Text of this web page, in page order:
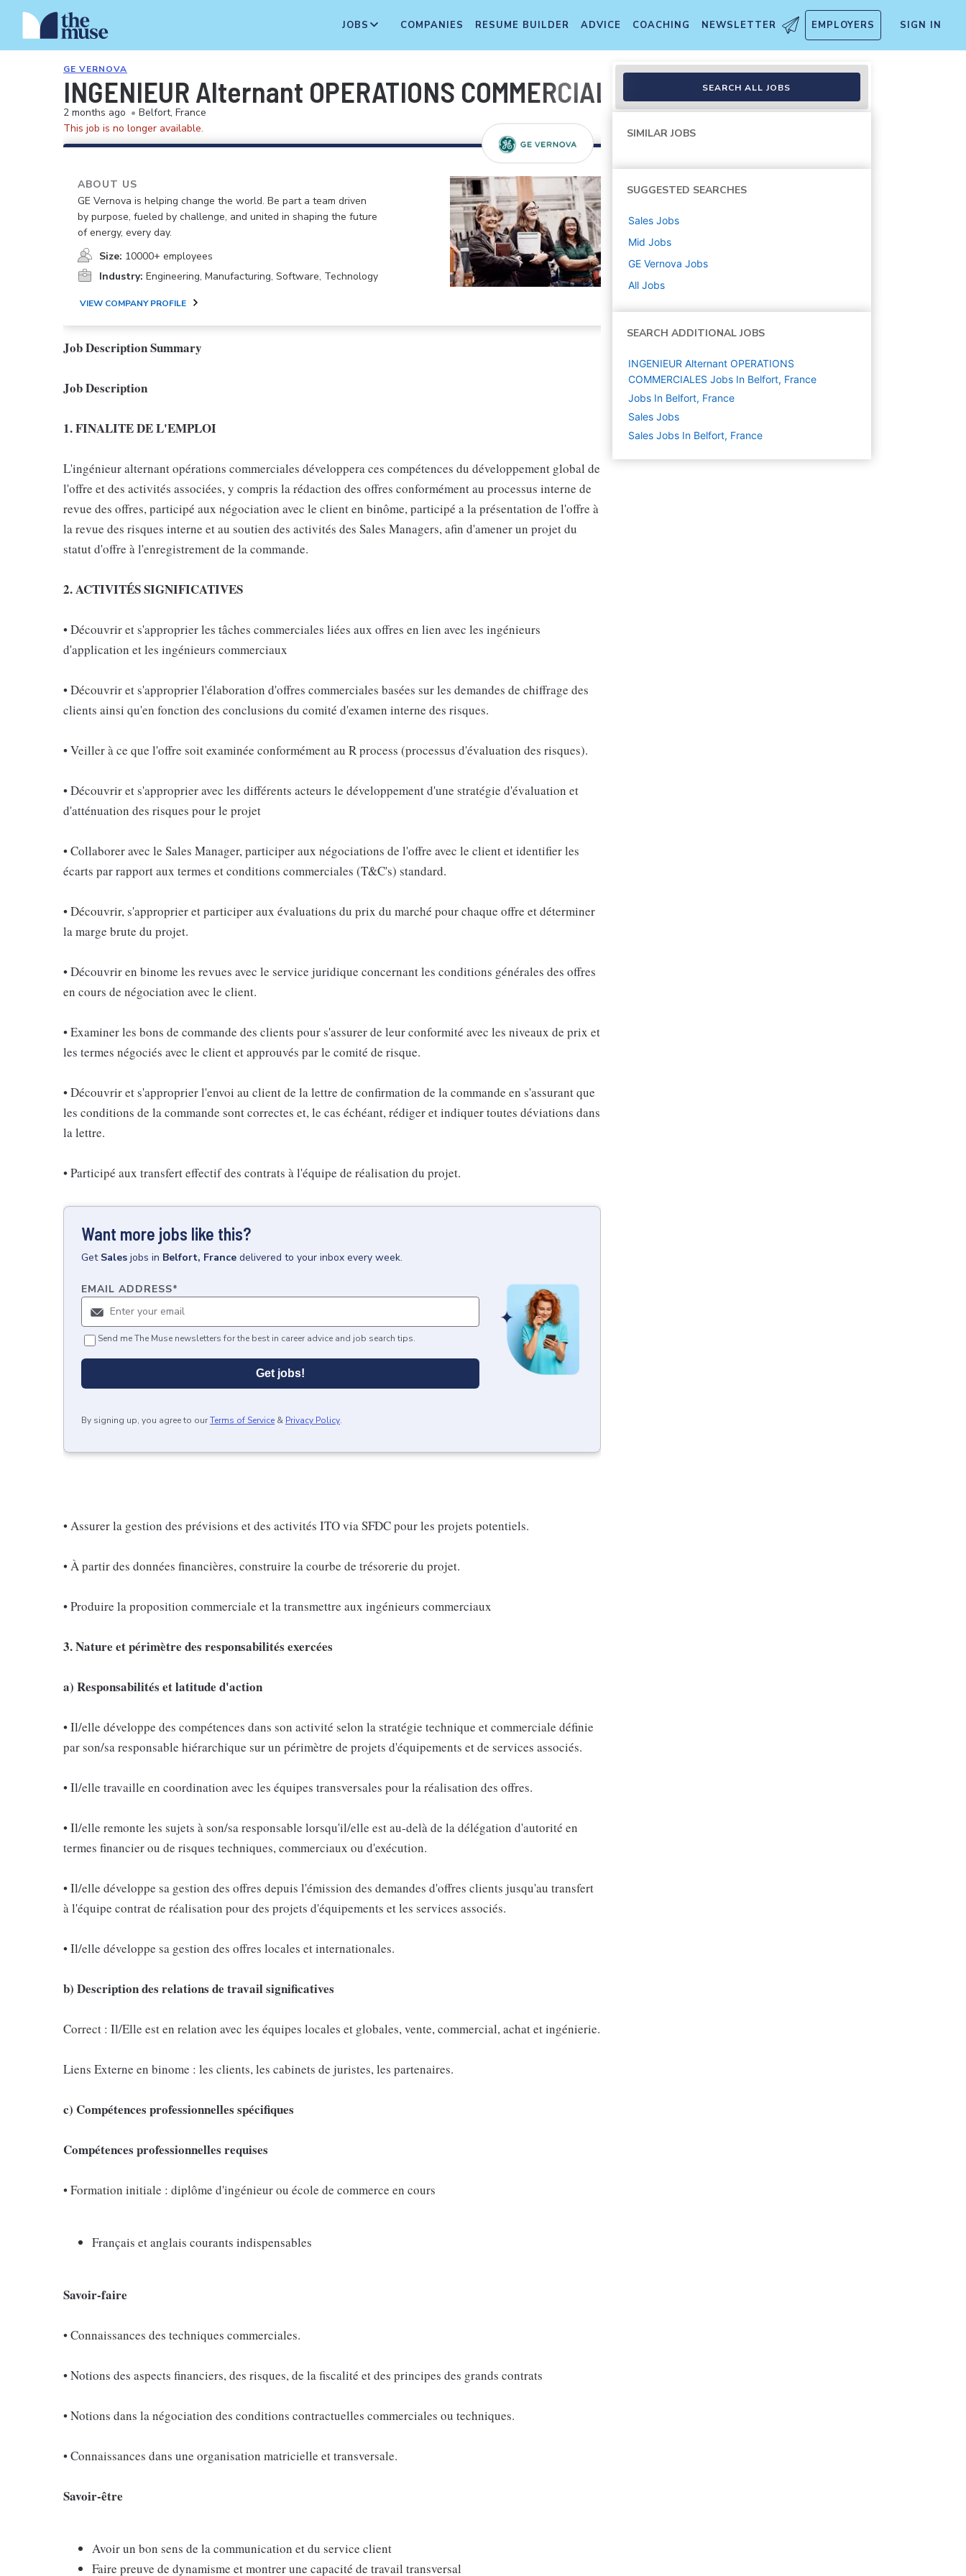
JOBS COMPANIES RESUME BUILDER ADVICE COACHING NEWSLETTER EMPLOYERS SIGN IN
GE VERNOVA
INGENIEUR Alternant OPERATIONS COMMERCIALES
2 months ago • Belfort, France
This job is no longer available.
ABOUT US
GE Vernova is helping change the world. Be part a team driven
by purpose, fueled by challenge, and united in shaping the future
of energy, every day.
Size: 10000+ employees
Industry: Engineering, Manufacturing, Software, Technology
VIEW COMPANY PROFILE
Job Description Summary
Job Description
1. FINALITE DE L'EMPLOI
L'ingénieur alternant opérations commerciales développera ces compétences du développement global de
l'offre et des activités associées, y compris la rédaction des offres conformément au processus interne de
revue des offres, participé aux négociation avec le client en binôme, participé a la présentation de l'offre à
la revue des risques interne et au soutien des activités des Sales Managers, afin d'amener un projet du
statut d'offre à l'enregistrement de la commande.
2. ACTIVITÉS SIGNIFICATIVES
• Découvrir et s'approprier les tâches commerciales liées aux offres en lien avec les ingénieurs
d'application et les ingénieurs commerciaux
• Découvrir et s'approprier l'élaboration d'offres commerciales basées sur les demandes de chiffrage des
clients ainsi qu'en fonction des conclusions du comité d'examen interne des risques.
• Veiller à ce que l'offre soit examinée conformément au R process (processus d'évaluation des risques).
• Découvrir et s'approprier avec les différents acteurs le développement d'une stratégie d'évaluation et
d'atténuation des risques pour le projet
• Collaborer avec le Sales Manager, participer aux négociations de l'offre avec le client et identifier les
écarts par rapport aux termes et conditions commerciales (T&C's) standard.
• Découvrir, s'approprier et participer aux évaluations du prix du marché pour chaque offre et déterminer
la marge brute du projet.
• Découvrir en binome les revues avec le service juridique concernant les conditions générales des offres
en cours de négociation avec le client.
• Examiner les bons de commande des clients pour s'assurer de leur conformité avec les niveaux de prix et
les termes négociés avec le client et approuvés par le comité de risque.
• Découvrir et s'approprier l'envoi au client de la lettre de confirmation de la commande en s'assurant que
les conditions de la commande sont correctes et, le cas échéant, rédiger et indiquer toutes déviations dans
la lettre.
• Participé aux transfert effectif des contrats à l'équipe de réalisation du projet.
Want more jobs like this?
Get Sales jobs in Belfort, France delivered to your inbox every week.
EMAIL ADDRESS*
Send me The Muse newsletters for the best in career advice and job search tips.
Get jobs!
By signing up, you agree to ourTerms of Service & Privacy Policy.
• Assurer la gestion des prévisions et des activités ITO via SFDC pour les projets potentiels.
• À partir des données financières, construire la courbe de trésorerie du projet.
• Produire la proposition commerciale et la transmettre aux ingénieurs commerciaux
3. Nature et périmètre des responsabilités exercées
a) Responsabilités et latitude d'action
• Il/elle développe des compétences dans son activité selon la stratégie technique et commerciale définie
par son/sa responsable hiérarchique sur un périmètre de projets d'équipements et de services associés.
• Il/elle travaille en coordination avec les équipes transversales pour la réalisation des offres.
• Il/elle remonte les sujets à son/sa responsable lorsqu'il/elle est au-delà de la délégation d'autorité en
termes financier ou de risques techniques, commerciaux ou d'exécution.
• Il/elle développe sa gestion des offres depuis l'émission des demandes d'offres clients jusqu'au transfert
à l'équipe contrat de réalisation pour des projets d'équipements et les services associés.
• Il/elle développe sa gestion des offres locales et internationales.
b) Description des relations de travail significatives
Correct : Il/Elle est en relation avec les équipes locales et globales, vente, commercial, achat et ingénierie.
Liens Externe en binome : les clients, les cabinets de juristes, les partenaires.
c) Compétences professionnelles spécifiques
Compétences professionnelles requises
• Formation initiale : diplôme d'ingénieur ou école de commerce en cours
Français et anglais courants indispensables
Savoir-faire
• Connaissances des techniques commerciales.
• Notions des aspects financiers, des risques, de la fiscalité et des principes des grands contrats
• Notions dans la négociation des conditions contractuelles commerciales ou techniques.
• Connaissances dans une organisation matricielle et transversale.
Savoir-être
Avoir un bon sens de la communication et du service client
Faire preuve de dynamisme et montrer une capacité de travail transversal
SEARCH ALL JOBS
SIMILAR JOBS
SUGGESTED SEARCHES
Sales Jobs
Mid Jobs
GE Vernova Jobs
All Jobs
SEARCH ADDITIONAL JOBS
INGENIEUR Alternant OPERATIONS
COMMERCIALES Jobs In Belfort, France
Jobs In Belfort, France
Sales Jobs
Sales Jobs In Belfort, France